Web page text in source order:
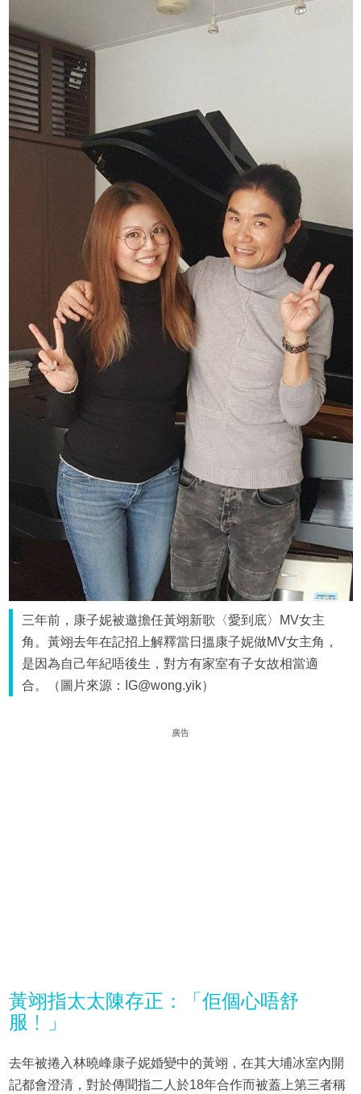
三年前，康子妮被邀擔任黃翊新歌〈愛到底〉MV女主
角。黃翊去年在記招上解釋當日搵康子妮做MV女主角，
是因為自己年紀唔後生，對方有家室有子女故相當適
合。（圖片來源：IG@wong.yik）
廣告
黃翊指太太陳存正：「佢個心唔舒
服﹗」
去年被捲入林曉峰康子妮婚變中的黃翊，在其大埔冰室內開
記都會澄清，對於傳聞指二人於18年合作而被蓋上第三者稱